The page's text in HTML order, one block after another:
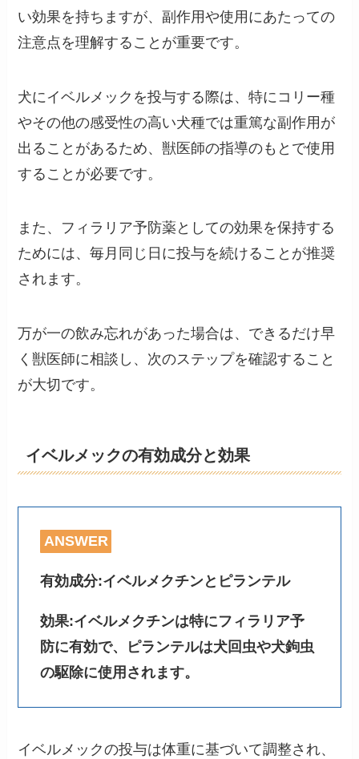
い効果を持ちますが、副作用や使用にあたっての
注意点を理解することが重要です。
犬にイベルメックを投与する際は、特にコリー種
やその他の感受性の高い犬種では重篤な副作用が
出ることがあるため、獣医師の指導のもとで使用
することが必要です。
また、フィラリア予防薬としての効果を保持する
ためには、毎月同じ日に投与を続けることが推奨
されます。
万が一の飲み忘れがあった場合は、できるだけ早
く獣医師に相談し、次のステップを確認すること
が大切です。
イベルメックの有効成分と効果
ANSWER
有効成分:イベルメクチンとピランテル
効果:イベルメクチンは特にフィラリア予
防に有効で、ピランテルは犬回虫や犬鉤虫
の駆除に使用されます。
イベルメックの投与は体重に基づいて調整され、